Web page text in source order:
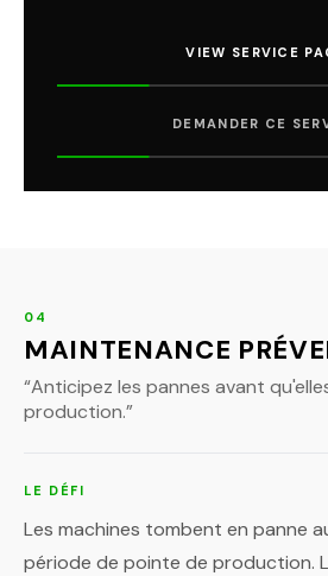
VIEW SERVICE
DEMANDER CE
04
MAINTENANCE
“Anticipez les pannes avant
production.”
LE DÉFI
Les machines tombent en panne
période de pointe de production.